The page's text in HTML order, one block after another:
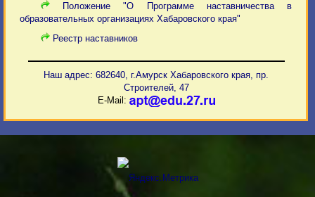
Положение "О Программе наставничества в
образовательных организациях Хабаровского края"
Реестр наставников
Наш адрес: 682640, г.Амурск Хабаровского края, пр.
Строителей, 47
E-Mail: